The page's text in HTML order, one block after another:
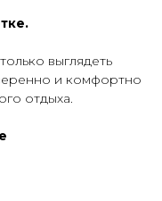
выглядеть
и комфортно
отдыха.